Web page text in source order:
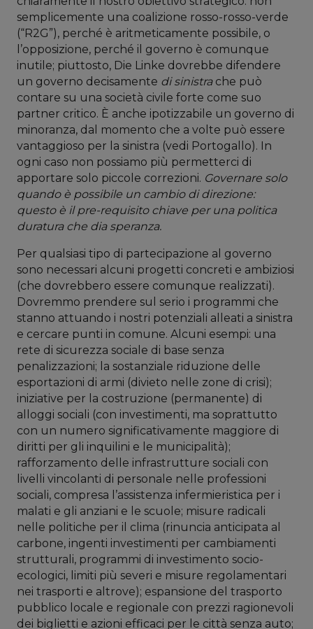
semplicemente una coalizione rosso-rosso-verde
(“R2G”), perché è aritmeticamente possibile, o
l’opposizione, perché il governo è comunque
inutile; piuttosto, Die Linke dovrebbe difendere
un governo decisamente di sinistrache può
contare su una società civile forte come suo
partner critico. È anche ipotizzabile un governo di
minoranza, dal momento che a volte può essere
vantaggioso per la sinistra (vedi Portogallo). In
ogni caso non possiamo più permetterci di
apportare solo piccole correzioni. Governare solo
quando è possibile un cambio di direzione:
questo è il pre-requisito chiave per una politica
duratura che dia speranza.
Per qualsiasi tipo di partecipazione al governo
sono necessari alcuni progetti concreti e ambiziosi
(che dovrebbero essere comunque realizzati).
Dovremmo prendere sul serio i programmi che
stanno attuando i nostri potenziali alleati a sinistra
e cercare punti in comune. Alcuni esempi: una
rete di sicurezza sociale di base senza
penalizzazioni; la sostanziale riduzione delle
esportazioni di armi (divieto nelle zone di crisi);
iniziative per la costruzione (permanente) di
alloggi sociali (con investimenti, ma soprattutto
con un numero significativamente maggiore di
diritti per gli inquilini e le municipalità);
rafforzamento delle infrastrutture sociali con
livelli vincolanti di personale nelle professioni
sociali, compresa l’assistenza infermieristica per i
malati e gli anziani e le scuole; misure radicali
nelle politiche per il clima (rinuncia anticipata al
carbone, ingenti investimenti per cambiamenti
strutturali, programmi di investimento socio-
ecologici, limiti più severi e misure regolamentari
nei trasporti e altrove); espansione del trasporto
pubblico locale e regionale con prezzi ragionevoli
dei biglietti e azioni efficaci per le città senza auto;